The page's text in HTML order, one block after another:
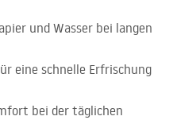
und Wasser bei langen
eine schnelle Erfrischung
bei der täglichen